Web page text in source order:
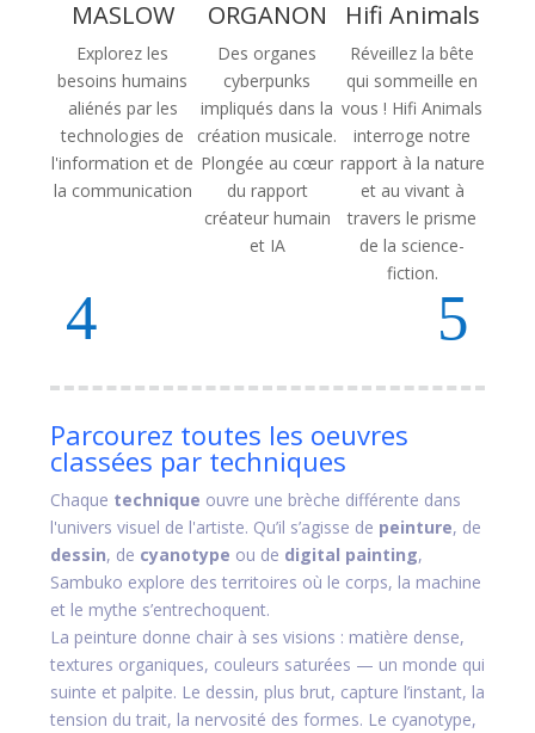
MASLOW
Explorez les
besoins humains
aliénés par les
technologies de
l'information et de
la communication
ORGANON
Des organes
cyberpunks
impliqués dans la
création musicale.
Plongée au cœur
du rapport
créateur humain
et IA
Hifi Animals
Réveillez la bête
qui sommeille en
vous ! Hifi Animals
interroge notre
rapport à la nature
et au vivant à
travers le prisme
de la science-
fiction.
Parcourez toutes les oeuvres
classées par techniques
Chaque technique ouvre une brèche différente dans
l'univers visuel de l'artiste. Qu’il s’agisse de peinture, de
dessin, de cyanotype ou de digital painting,
Sambuko explore des territoires où le corps, la machine
et le mythe s’entrechoquent.
La peinture donne chair à ses visions : matière dense,
textures organiques, couleurs saturées — un monde qui
suinte et palpite. Le dessin, plus brut, capture l’instant, la
tension du trait, la nervosité des formes. Le cyanotype,